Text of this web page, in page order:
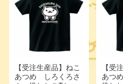
【受注生産品】ねこ
あつめ しろくろさ
【受
あつ